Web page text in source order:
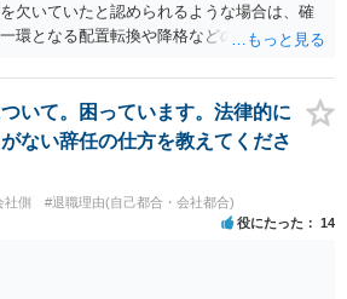
欠いていたと認められるような場合は、確
環となる配置転換や降格などの措置は必ず
すい傾向にあります。 しかし、このような
働者に対してどの程度改善の機会を与えた
要素となり（業務改善計画など、御指摘の
ょう）、裁判上もこの点について争点化す
。 具体的事案での見通しや戦略については
顧問弁護士の先生等とよくご相談なさるの
いて。困っています。法律的に
ない辞任の仕方を教えてくださ
社側 #退職理由(自己都合・会社都合)
役にたった 14